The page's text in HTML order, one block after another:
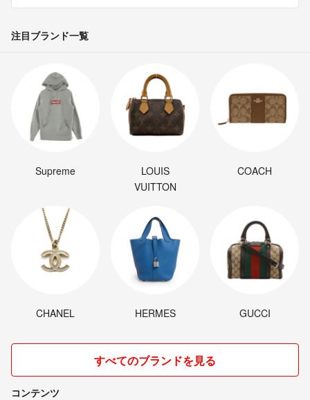
注目ブランド一覧
Supreme
LOUIS
VUITTON
COACH
CHANEL HERMES GUCCI
すべてのブランドを見る
コンテンツ